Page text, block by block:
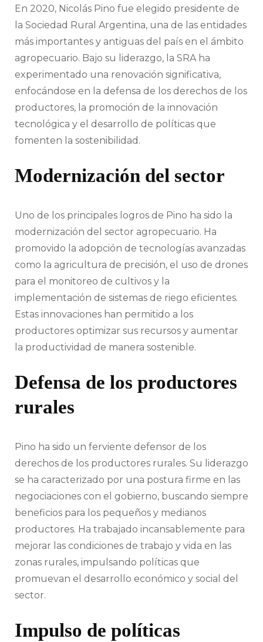
En 2020, Nicolás Pino fue elegido presidente de
la Sociedad Rural Argentina, una de las entidades
más importantes y antiguas del país en el ámbito
agropecuario. Bajo su liderazgo, la SRA ha
experimentado una renovación significativa,
enfocándose en la defensa de los derechos de los
productores, la promoción de la innovación
tecnológica y el desarrollo de políticas que
fomenten la sostenibilidad.
Modernización del sector
Uno de los principales logros de Pino ha sido la
modernización del sector agropecuario. Ha
promovido la adopción de tecnologías avanzadas
como la agricultura de precisión, el uso de drones
para el monitoreo de cultivos y la
implementación de sistemas de riego eficientes.
Estas innovaciones han permitido a los
productores optimizar sus recursos y aumentar
la productividad de manera sostenible.
Defensa de los productores
rurales
Pino ha sido un ferviente defensor de los
derechos de los productores rurales. Su liderazgo
se ha caracterizado por una postura firme en las
negociaciones con el gobierno, buscando siempre
beneficios para los pequeños y medianos
productores. Ha trabajado incansablemente para
mejorar las condiciones de trabajo y vida en las
zonas rurales, impulsando políticas que
promuevan el desarrollo económico y social del
sector.
Impulso de políticas